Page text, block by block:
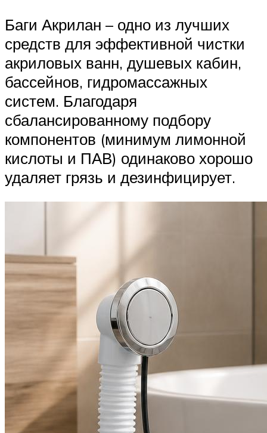
Баги Акрилан – одно из лучших
средств для эффективной чистки
акриловых ванн, душевых кабин,
бассейнов, гидромассажных
систем. Благодаря
сбалансированному подбору
компонентов (минимум лимонной
кислоты и ПАВ) одинаково хорошо
удаляет грязь и дезинфицирует.